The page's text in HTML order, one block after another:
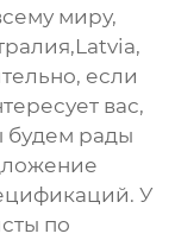
миру,
если
вас,
будем рады
У
по